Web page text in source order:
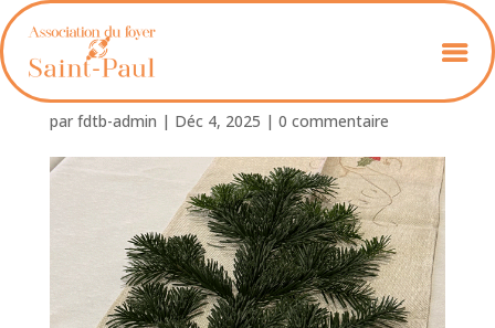
Foyer-St-Paul_21
par fdtb-admin | Déc 4, 2025 | 0 commentaire